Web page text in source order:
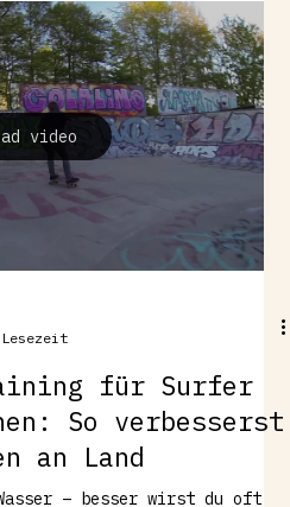
es gibt eine Trainingsform,
Raum noch deutlich
– obwohl sie bei vielen
video
für Surfer
So verbesserst
an Land
– besser wirst du oft